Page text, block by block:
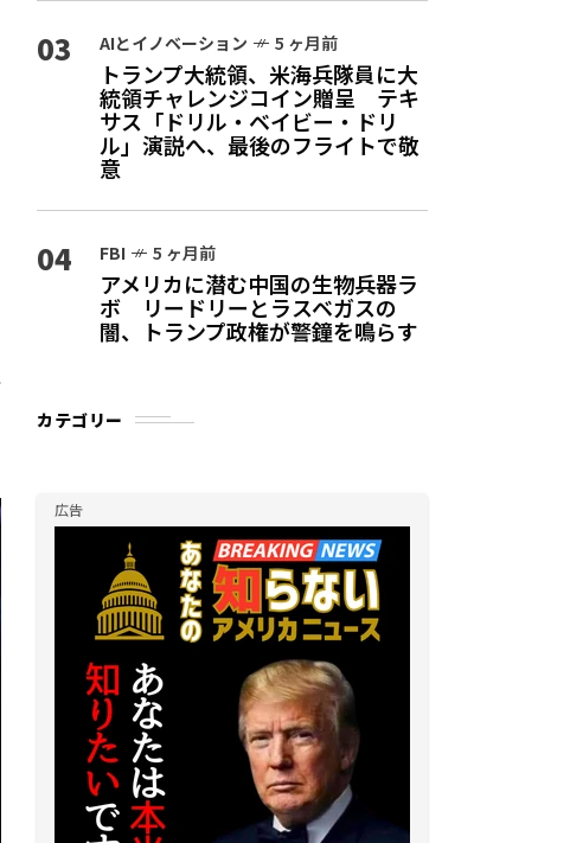
03 AIとイノベーション 5 ヶ月前
トランプ大統領、米海兵隊員に大
統領チャレンジコイン贈呈 テキ
サス「ドリル・ベイビー・ドリ
ル」演説へ、最後のフライトで敬
意
04 FBI 5 ヶ月前
アメリカに潜む中国の生物兵器ラ
ボ リードリーとラスベガスの
闇、トランプ政権が警鐘を鳴らす
カテゴリー
広告